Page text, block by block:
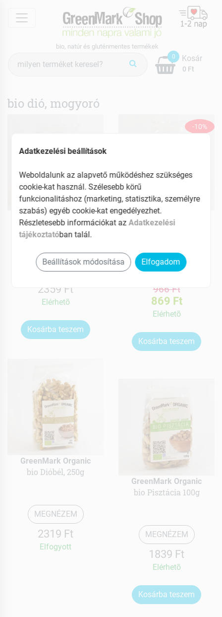
menu
bio, natúr és gluténmentes termékek
keresés
0
0 Ft
Kosár
bio dió, mogyoró
GreenMark Organic
bio Brazil dió (paradió)
100g
MEGNÉZEM
2359 Ft
Elérhetõ
Kosárba teszem
-10%
GreenMark Organic
bio Földimogyoró 200g
MEGNÉZEM
966 Ft
869 Ft
Elérhetõ
Kosárba teszem
GreenMark Organic
bio Dióbél, 250g
MEGNÉZEM
2319 Ft
Elfogyott
GreenMark Organic
bio Pisztácia 100g
MEGNÉZEM
1839 Ft
Elérhetõ
Kosárba teszem
Adatkezelési beállítások
Weboldalunk az alapvető működéshez szükséges
cookie-kat használ. Szélesebb körű
funkcionalitáshoz (marketing, statisztika, személyre
szabás) egyéb cookie-kat engedélyezhet.
Részletesebb információkat azAdatkezelési
tájékoztatóban talál.
Beállítások módosítása Elfogadom